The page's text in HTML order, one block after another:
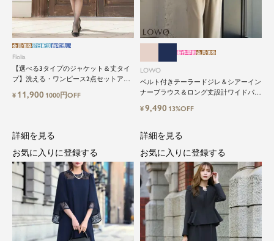
Flolia
【選べる3タイプのジャケット＆丈タイ
プ】洗える・ワンピース2点セットアッ
会員価格翌日配送自宅洗い
¥ 11,900 1000円OFF
LOWO
ベルト付きテーラードジレ＆シアーイン
ナーブラウス＆ロング丈設計ワイドパン
新作早割会員価格
¥9,490 13%OFF
詳細を見る
お気に入りに登録する
詳細を見る
お気に入りに登録する